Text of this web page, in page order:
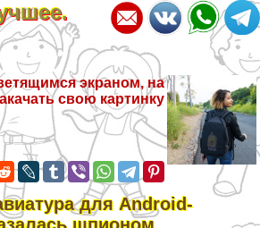
экраном, на
свою картинку
для Android-